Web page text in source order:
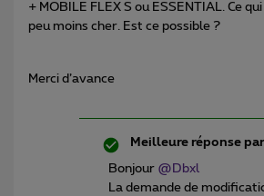
+ MOBILE FLEX S ou ESSENTIAL. Ce
peu moins cher. Est ce possible ?
Merci d’avance
Meilleure réponse par
Bonjour ​ @Dbxl
La demande de